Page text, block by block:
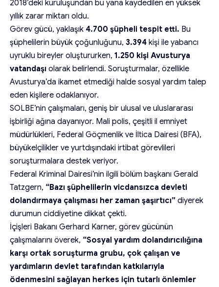
2018’deki kuruluşundan bu yana kaydedilen en yüksek
yıllık zarar miktarı oldu.
Görev gücü, yaklaşık 4.700 şüpheli tespit etti. Bu
şüphelilerin büyük çoğunluğunu, 3.394 kişi ile yabancı
uyruklu bireyler oluştururken, 1.250 kişi Avusturya
vatandaşı olarak belirlendi. Soruşturmalar, özellikle
Avusturya’da ikamet etmediği halde sosyal yardım talep
eden kişilere odaklanıyor.
SOLBE’nin çalışmaları, geniş bir ulusal ve uluslararası
işbirliği ağına dayanıyor. Mali polis, çeşitli il emniyet
müdürlükleri, Federal Göçmenlik ve İltica Dairesi (BFA),
büyükelçilikler ve yurtdışındaki irtibat görevlileri
soruşturmalara destek veriyor.
Federal Kriminal Dairesi’nin ilgili bölüm başkanı Gerald
Tatzgern, “Bazı şüphelilerin vicdansızca devleti
dolandırmaya çalışması her zaman şaşırtıcı” diyerek
durumun ciddiyetine dikkat çekti.
İçişleri Bakanı Gerhard Karner, görev gücünün
çalışmalarını överek, “Sosyal yardım dolandırıcılığına
karşı ortak soruşturma grubu, çok çalışan ve
yardımların devlet tarafından katkılarıyla
ödenmesini sağlayan herkes için tutarlı önlemler